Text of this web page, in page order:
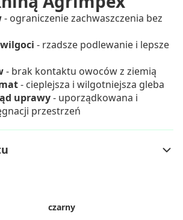
- ograniczenie zachwaszczenia bez
- rzadsze podlewanie i lepsze
- brak kontaktu owoców z ziemią
- cieplejsza i wilgotniejsza gleba
uprawy- uporządkowana i
przestrzeń
czarny